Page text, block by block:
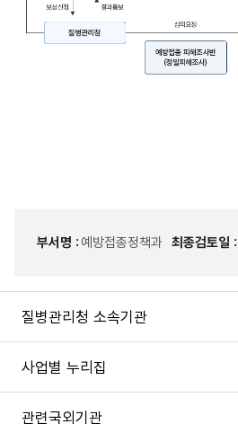
부서명 : 예방접종정책과 최종검토일 :
질병관리청 소속기관
사업별 누리집
관련국외기관